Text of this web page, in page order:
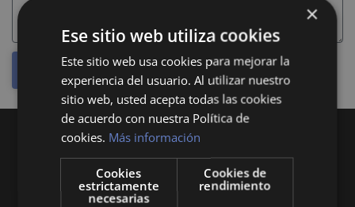
ENVIAR
×
Ese sitio web utiliza cookies
Este sitio web usa cookies para mejorar la
experiencia del usuario. Al utilizar nuestro
sitio web, usted acepta todas las cookies
de acuerdo con nuestra Política de
cookies. Más información
Cookies
estrictamente
necesarias
Cookies de
rendimiento